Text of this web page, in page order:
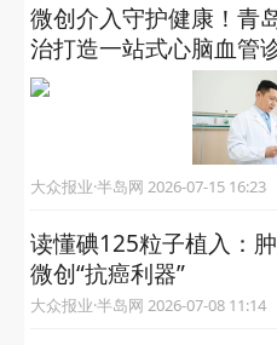
微创介入守护健康！青
治打造一站式心脑血管
大众报业·半岛网 2026-07-15 16:23
读懂碘125粒子植入：
微创“抗癌利器”
大众报业·半岛网 2026-07-08 11:14